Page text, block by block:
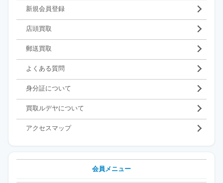
新規会員登録
店頭買取
郵送買取
よくある質問
身分証について
買取ルデヤについて
アクセスマップ
会員メニュー